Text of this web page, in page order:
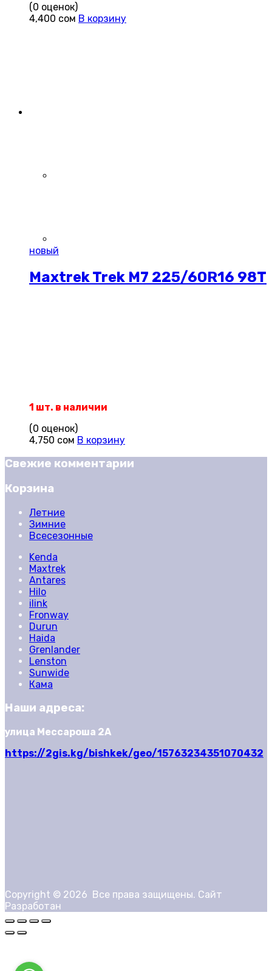
(0 оценок)
4,400 сом В корзину
новый
Maxtrek Trek M7 225/60R16 98T
1 шт. в наличии
(0 оценок)
4,750 сом В корзину
Свежие комментарии
Корзина
Летние
Зимние
Всесезонные
Kenda
Maxtrek
Antares
Hilo
ilink
Fronway
Durun
Haida
Grenlander
Lenston
Sunwide
Кама
Наши адреса:
улица Мессароша 2А
https://2gis.kg/bishkek/geo/15763234351070432
Copyright © 2026 Все права защищены. Сайт
Разработан